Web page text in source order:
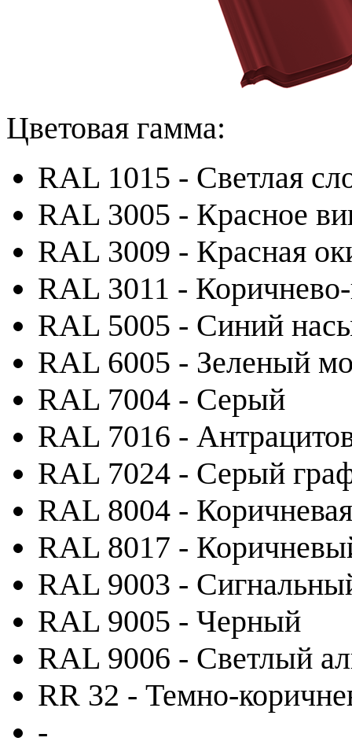
Цветовая гамма:
RAL 1015 - Светлая
RAL 3005 - Красное
RAL 3009 - Красная
RAL 3011 -
RAL 5005 - Синий
RAL 6005 - Зеленый
RAL 7004 - Серый
RAL 7016 -
RAL 7024 - Серый
RAL 8004 -
RAL 8017 -
RAL 9003 -
RAL 9005 - Черный
RAL 9006 - Светлый
RR 32 - Темно-
-